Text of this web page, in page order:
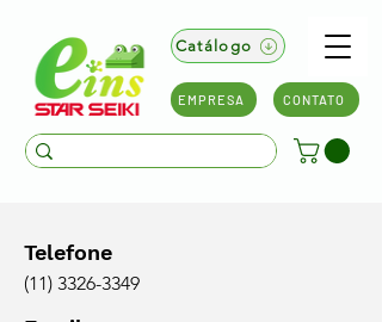
Catálogo
EMPRESA CONTATO
Telefone
(11) 3326-3349